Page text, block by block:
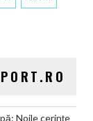
Noile cerințe